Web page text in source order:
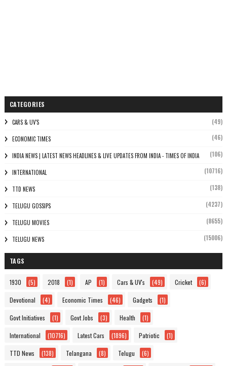
CATEGORIES
CARS & UV'S (49)
ECONOMIC TIMES (46)
INDIA NEWS | LATEST NEWS HEADLINES & LIVE UPDATES FROM INDIA - TIMES OF INDIA (106)
INTERNATIONAL (10716)
TTD NEWS (138)
TELUGU GOSSIPS (4237)
TELUGU MOVIES (8655)
TELUGU NEWS (15006)
TAGS
1930 (5) 2018 (1) AP (1) Cars & UV's (49) Cricket (6)
Devotional (4) Economic Times (46) Gadgets (1)
Govt Initiatives (1) Govt Jobs (3) Health (1)
International (10716) Latest Cars (1896) Patriotic (1)
TTD News (138) Telangana (8) Telugu (6)